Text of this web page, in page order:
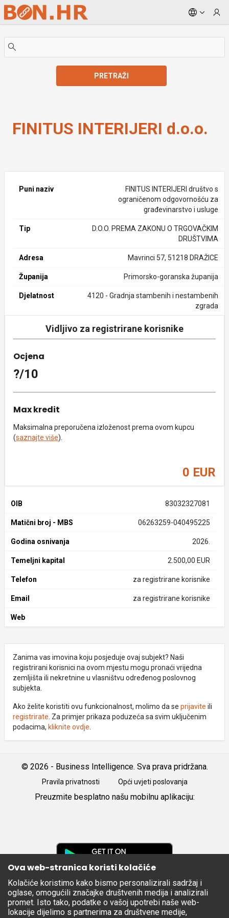
Skip to Main Content
PRETRAŽI
FINITUS INTERIJERI d.o.o.
Puni naziv
FINITUS INTERIJERI društvo s
ograničenom odgovornošću za
građevinarstvo i usluge
Tip
D.O.O. PREMA ZAKONU O TRGOVAČKIM
DRUŠTVIMA
Adresa Mavrinci 57, 51218 DRAŽICE
Županija Primorsko-goranska županija
Djelatnost
4120 - Gradnja stambenih i nestambenih
zgrada
Vidljivo za registrirane korisnike
Ocjena
?/10
Max kredit
Maksimalna preporučena izloženost prema ovom kupcu
(saznajte više).
0 EUR
OIB 83032327081
Matični broj - MBS 06263259-040495225
Godina osnivanja 2026.
Temeljni kapital 2.500,00 EUR
Telefon za registrirane korisnike
Email za registrirane korisnike
Web
Zanima vas imovina koju posjeduje ovaj subjekt? Naši
registrirani korisnici na ovom mjestu mogu pronaći vrijedna
zemljišta ili nekretnine u vlasništvu određenog poslovnog
subjekta.
Ako želite koristiti ovu funkcionalnost, molimo da se prijavite ili
registrirate . Za primjer prikaza poduzeća sa svim uključenim
podacima, kliknite ovdje
© 2026 - Business Intelligence. Sva prava pridržana.
Pravila privatnosti Opći uvjeti poslovanja
Preuzmite besplatno našu mobilnu aplikaciju:
Apple
Store
Ova web-stranica koristi kolačiće
Kolačiće koristimo kako bismo personalizirali sadržaj i
oglase, omogućili značajke društvenih medija i analizirali
promet. Isto tako, podatke o vašoj upotrebi naše web-
lokacije dijelimo s partnerima za društvene medije,